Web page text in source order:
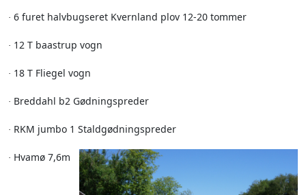
· 6 furet halvbugseret Kvernland plov 12-20 tommer
· 12 T baastrup vogn
· 18 T Fliegel vogn
· Breddahl b2 Gødningspreder
· RKM jumbo 1 Staldgødningspreder
· Hvamø 7,6m